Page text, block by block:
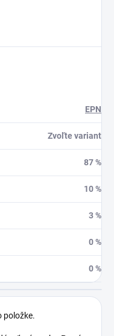
EPN
Zvoľte variant
87 %
10 %
3 %
0 %
0 %
položke.